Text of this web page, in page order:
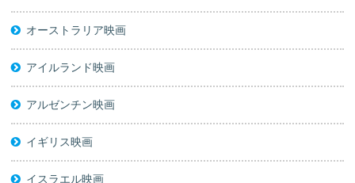
オーストラリア映画
アイルランド映画
アルゼンチン映画
イギリス映画
イスラエル映画